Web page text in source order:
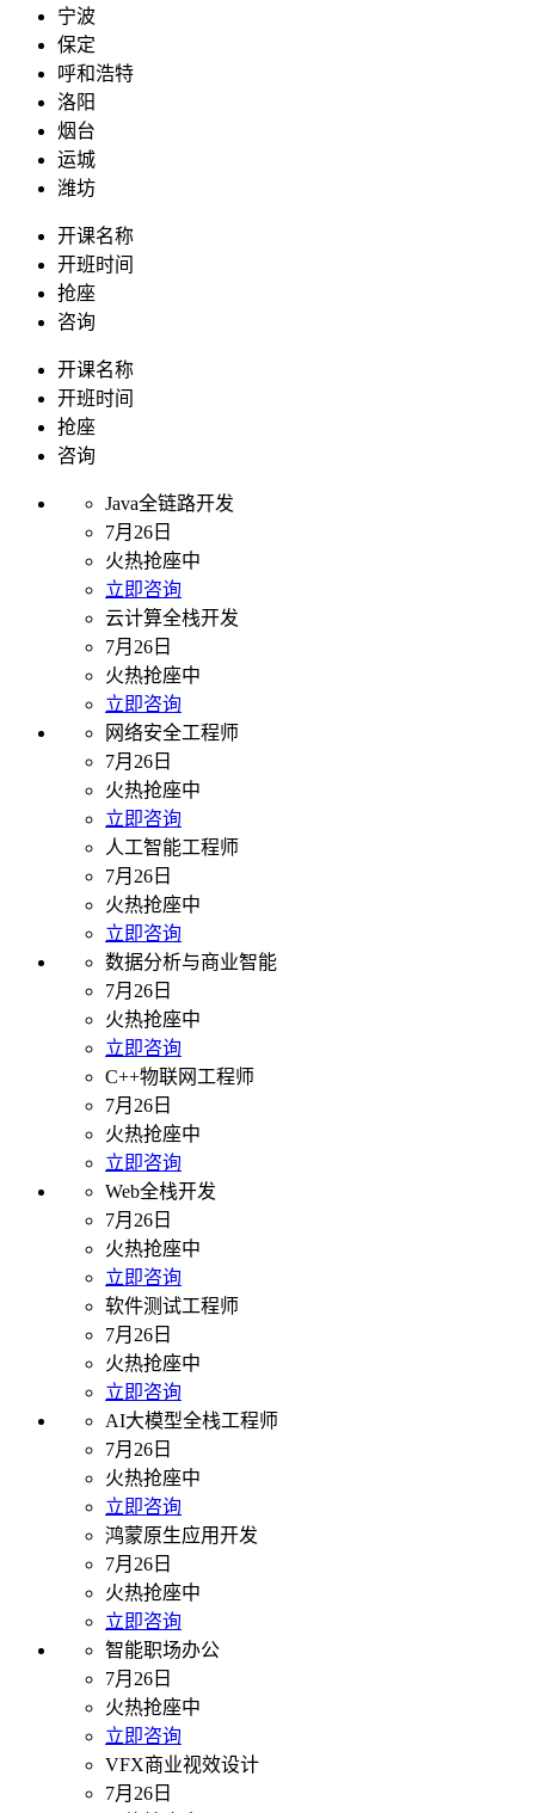
宁波
保定
呼和浩特
洛阳
烟台
运城
潍坊
开课名称
开班时间
抢座
咨询
开课名称
开班时间
抢座
咨询
Java全链路开发
7月26日
火热抢座中
立即咨询
云计算全栈开发
7月26日
火热抢座中
立即咨询
网络安全工程师
7月26日
火热抢座中
立即咨询
人工智能工程师
7月26日
火热抢座中
立即咨询
数据分析与商业智能
7月26日
火热抢座中
立即咨询
C++物联网工程师
7月26日
火热抢座中
立即咨询
Web全栈开发
7月26日
火热抢座中
立即咨询
软件测试工程师
7月26日
火热抢座中
立即咨询
AI大模型全栈工程师
7月26日
火热抢座中
立即咨询
鸿蒙原生应用开发
7月26日
火热抢座中
立即咨询
智能职场办公
7月26日
火热抢座中
立即咨询
VFX商业视效设计
7月26日